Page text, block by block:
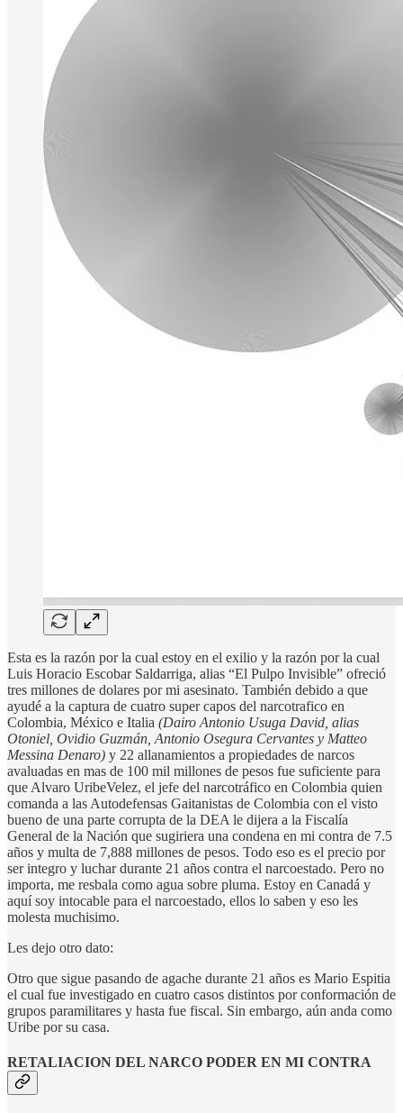
Esta es la razón por la cual estoy en el exilio y la razón por la cual
Luis Horacio Escobar Saldarriga, alias “El Pulpo Invisible” ofreció
tres millones de dolares por mi asesinato. También debido a que
ayudé a la captura de cuatro super capos del narcotrafico en
Colombia, México e Italia (Dairo Antonio Usuga David, alias
Otoniel, Ovidio Guzmán, Antonio Osegura Cervantes y Matteo
Messina Denaro) y 22 allanamientos a propiedades de narcos
avaluadas en mas de 100 mil millones de pesos fue suficiente para
que Alvaro UribeVelez, el jefe del narcotráfico en Colombia quien
comanda a las Autodefensas Gaitanistas de Colombia con el visto
bueno de una parte corrupta de la DEA le dijera a la Fiscalía
General de la Nación que sugiriera una condena en mi contra de 7.5
años y multa de 7,888 millones de pesos. Todo eso es el precio por
ser integro y luchar durante 21 años contra el narcoestado. Pero no
importa, me resbala como agua sobre pluma. Estoy en Canadá y
aquí soy intocable para el narcoestado, ellos lo saben y eso les
molesta muchisimo.
Les dejo otro dato:
Otro que sigue pasando de agache durante 21 años es Mario Espitia
el cual fue investigado en cuatro casos distintos por conformación de
grupos paramilitares y hasta fue fiscal. Sin embargo, aún anda como
Uribe por su casa.
RETALIACION DEL NARCO PODER EN MI CONTRA